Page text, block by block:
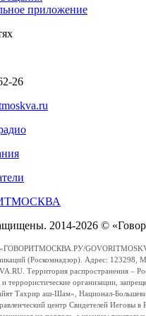
приложение
26
2014-2026 ©
«ГОВОРИТМОСКВА.РУ/
(Роскомнадзор). Адрес: 123298,
Территория распространения –
и террористические организации,
Тахрир аш-Шам», Национал-
центр Свидетелей Иеговы